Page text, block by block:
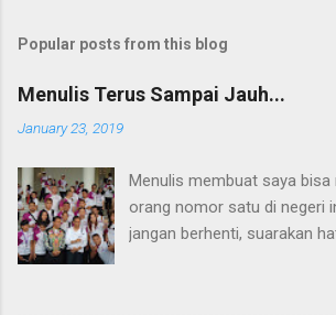
Popular posts from this blog
Menulis Terus Sampai Jauh...
January 23, 2019
Menulis membuat saya
orang nomor satu di negeri
jangan berhenti, suarakan
membela dirinya sendiri,